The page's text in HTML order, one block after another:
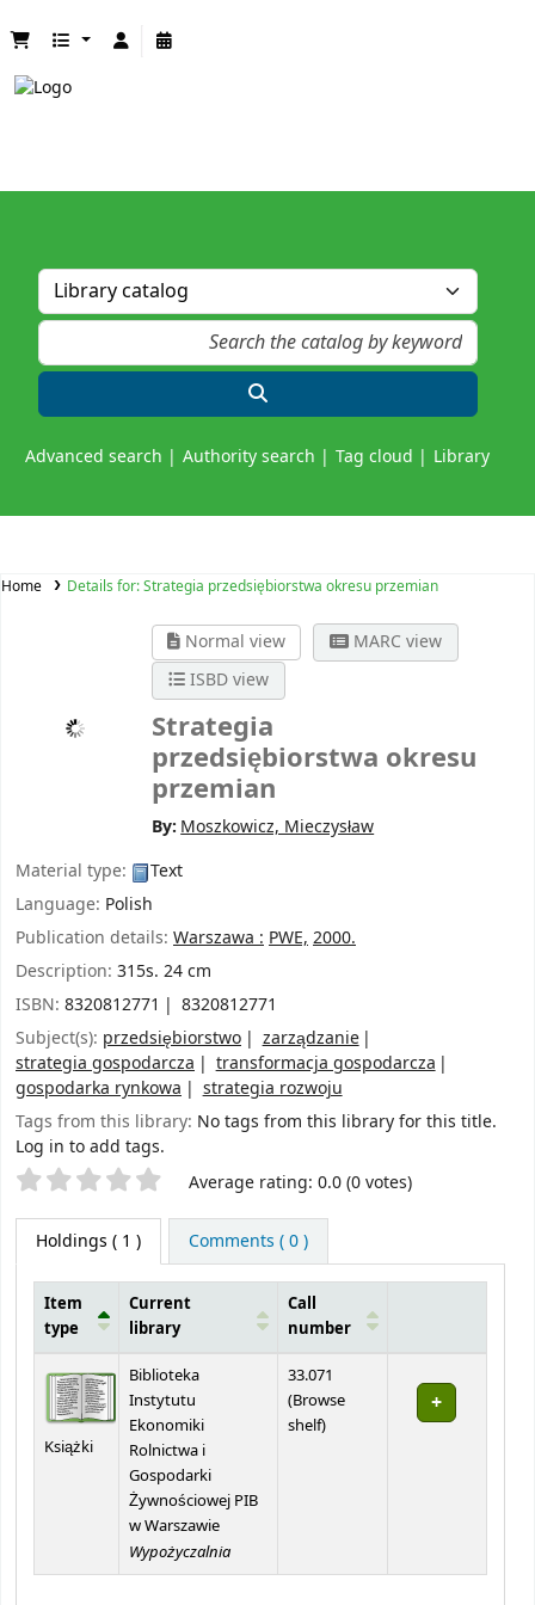
Advanced search Authority search Tag cloud Library
Home Details for:Strategia przedsiębiorstwa okresu przemian
Normal view
MARC view
ISBD view
Strategia
przedsiębiorstwa okresu
przemian
By: Moszkowicz, Mieczysław
Material type:
Text
Language: Polish
Publication details: Warszawa :PWE,2000.
Description: 315s. 24 cm
ISBN: 8320812771
8320812771
Subject(s): przedsiębiorstwo
zarządzanie
strategia gospodarcza
transformacja gospodarcza
gospodarka rynkowa
strategia rozwoju
Tags from this library: No tags from this library for this title.
Log in to add tags.
Star ratings Average rating: 0.0 (0 votes)
Holdings ( 1 ) Comments ( 0 )
Item
type
Current
library
Call
number
Książki
Biblioteka
Instytutu
Ekonomiki
Rolnictwa i
Gospodarki
Żywnościowej PIB
w Warszawie
Wypożyczalnia
33.071
(Browse
shelf(Opens below)
)